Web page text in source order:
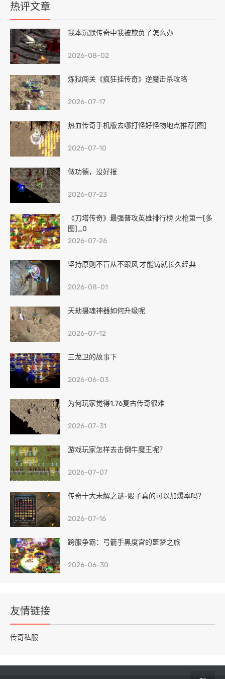
热评文章
我本沉默传奇中我被欺负了怎么办
2026-08-02
炼狱闯关《疯狂挂传奇》逆魔击杀攻略
2026-07-17
热血传奇手机版去哪打怪好怪物地点推荐[图]
2026-07-10
做功德，没好报
2026-07-23
《刀塔传奇》最强普攻英雄排行榜 火枪第一[多
图]_0
2026-07-26
坚持原则不盲从不跟风 才能铸就长久经典
2026-08-01
天劫摄魂神器如何升级呢
2026-07-12
三龙卫的故事下
2026-06-03
为何玩家觉得1.76复古传奇很难
2026-07-31
游戏玩家怎样去击倒牛魔王呢？
2026-07-07
传奇十大未解之谜-骰子真的可以加爆率吗？
2026-07-16
跨服争霸：弓箭手黑度宫的噩梦之旅
2026-06-30
友情链接
传奇私服